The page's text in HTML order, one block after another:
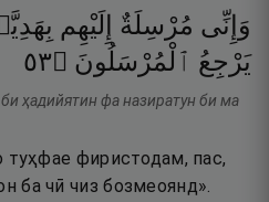
وَإِنِّى مُرْسِلَةٌ إِلَيْهِم
يَرْجِعُ ٱلْمُرْسَلُونَ ۝٣٥
ҳадийятин фа назиратун би ма
туҳфае фиристодам, пас,
ба чӣ чиз бозмеоянд».